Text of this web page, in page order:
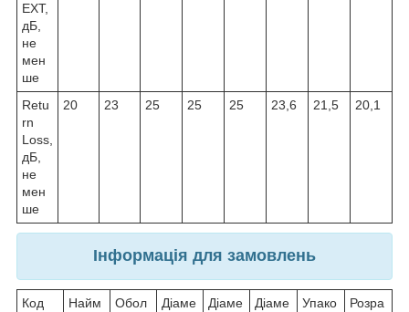
EXТ,
дБ,
не
мен
ше
Retu
rn
Loss,
дБ,
не
мен
ше
20 23 25 25 25 23,6 21,5 20,1
Інформація для замовлень
Код
Найм
Обол
Діаме
Діаме
Діаме
Упако
Розра